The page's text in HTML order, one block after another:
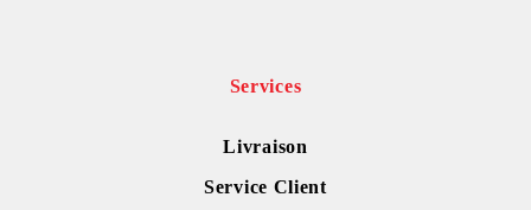
Services
Livraison
Service Client